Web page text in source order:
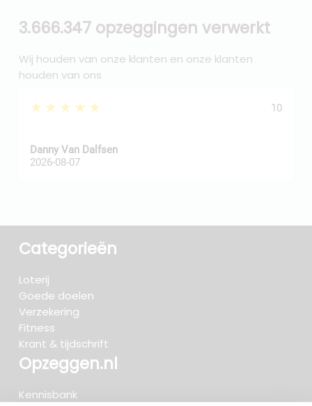
3.666.347 opzeggingen verwerkt
Wij houden van onze klanten en onze klanten
houden van ons
★★★★★ 10
Danny Van Dalfsen
2026-08-07
Categorieën
Loterij
Goede doelen
Verzekering
Fitness
Krant & tijdschrift
Opzeggen.nl
Kennisbank